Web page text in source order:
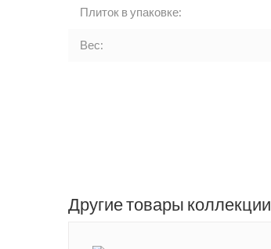
Плиток в упаковке:
Вес:
Другие товары коллекции